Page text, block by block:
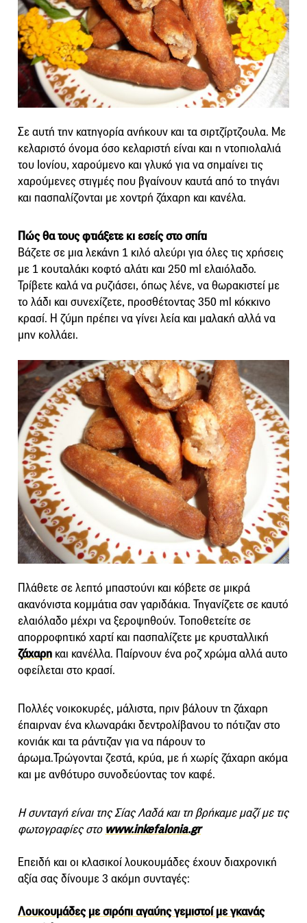
Σε αυτή την κατηγορία ανήκουν και τα σιρτζίρτζουλα. Με
κελαριστό όνομα όσο κελαριστή είναι και η ντοπιολαλιά
του Ιονίου, χαρούμενο και γλυκό για να σημαίνει τις
χαρούμενες στιγμές που βγαίνουν καυτά από το τηγάνι
και πασπαλίζονται με χοντρή ζάχαρη και κανέλα.
Πώς θα τους φτιάξετε κι εσείς στο σπίτι
Βάζετε σε μια λεκάνη 1 κιλό αλεύρι για όλες τις χρήσεις
με 1 κουταλάκι κοφτό αλάτι και 250 ml ελαιόλαδο.
Τρίβετε καλά να ρυζιάσει, όπως λένε, να θωρακιστεί με
το λάδι και συνεχίζετε, προσθέτοντας 350 ml κόκκινο
κρασί. Η ζύμη πρέπει να γίνει λεία και μαλακή αλλά να
μην κολλάει.
Πλάθετε σε λεπτό μπαστούνι και κόβετε σε μικρά
ακανόνιστα κομμάτια σαν γαριδάκια. Τηγανίζετε σε καυτό
ελαιόλαδο μέχρι να ξεροψηθούν. Τοποθετείτε σε
απορροφητικό χαρτί και πασπαλίζετε με κρυσταλλική
ζάχαρη και κανέλλα. Παίρνουν ένα ροζ χρώμα αλλά αυτο
οφείλεται στο κρασί.
Πολλές νοικοκυρές, μάλιστα, πριν βάλουν τη ζάχαρη
έπαιρναν ένα κλωναράκι δεντρολίβανου το πότιζαν στο
κονιάκ και τα ράντιζαν για να πάρουν το
άρωμα.Τρώγονται ζεστά, κρύα, με ή χωρίς ζάχαρη ακόμα
και με ανθότυρο συνοδεύοντας τον καφέ.
Η συνταγή είναι της Σίας Λαδά και τη βρήκαμε μαζί με τις
φωτογραφίες στο www.inkefalonia.gr
Επειδή και οι κλασικοί λουκουμάδες έχουν διαχρονική
αξία σας δίνουμε 3 ακόμη συνταγές:
Λουκουμάδες με σιρόπι αγαύης γεμιστοί με γκανάς